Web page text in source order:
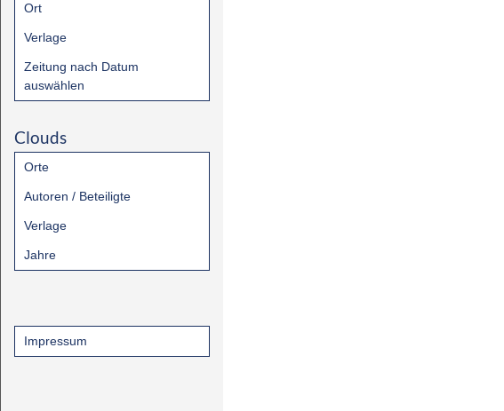
Ort
Verlage
Zeitung nach Datum
auswählen
Clouds
Orte
Autoren / Beteiligte
Verlage
Jahre
Impressum